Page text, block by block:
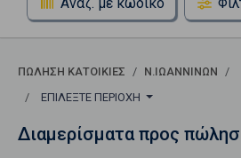
Αναζ. με κωδικό
ΠΏΛΗΣΗ ΚΑΤΟΙΚΊΕΣ Ν.ΙΩΑΝΝΙΝΩΝ
ΕΠΙΛΈΞΤΕ ΠΕΡΙΟΧΉ
Διαμερίσματα προς